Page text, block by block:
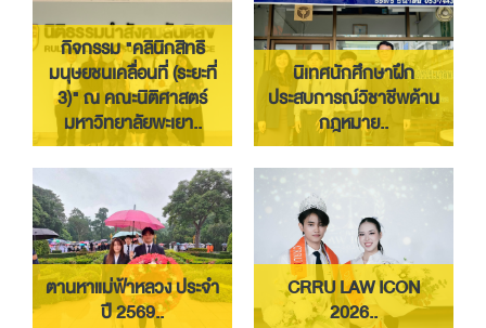
กิจกรรม "คลินิกสิทธิ
มนุษยชนเคลื่อนที่ (ระยะที่
3)" ณ คณะนิติศาสตร์
มหาวิทยาลัยพะเยา..
นิเทศนักศึกษาฝึก
ประสบการณ์วิชาชีพด้าน
กฎหมาย..
ตานหาแม่ฟ้าหลวง ประจำ
ปี 2569..
CRRU LAW ICON
2026..